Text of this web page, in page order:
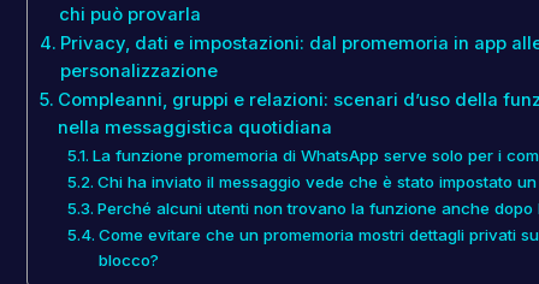
chi può provarla
Privacy, dati e impostazioni: dal promemoria in app
personalizzazione
Compleanni, gruppi e relazioni: scenari d’uso della
nella messaggistica quotidiana
La funzione promemoria di WhatsApp serve solo per i
Chi ha inviato il messaggio vede che è stato impostato
Perché alcuni utenti non trovano la funzione anche dopo
Come evitare che un promemoria mostri dettagli privati
blocco?